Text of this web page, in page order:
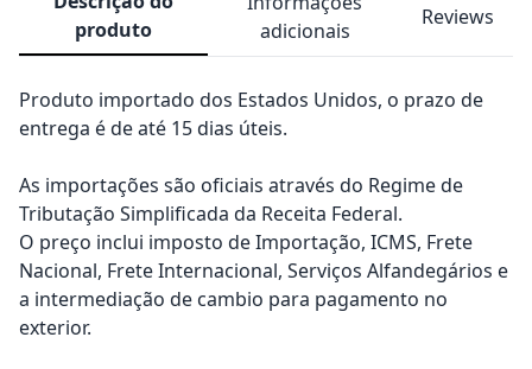
produto
adicionais
Reviews
Produto importado dos Estados Unidos, o prazo de
entrega é de até 15 dias úteis.
As importações são oficiais através do Regime de
Tributação Simplificada da Receita Federal.
O preço inclui imposto de Importação, ICMS, Frete
Nacional, Frete Internacional, Serviços Alfandegários e
a intermediação de cambio para pagamento no
exterior.